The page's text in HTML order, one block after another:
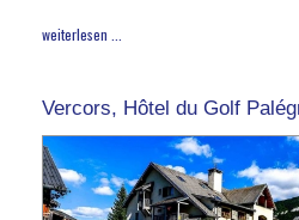
weiterlesen ...
Vercors, Hôtel du Golf